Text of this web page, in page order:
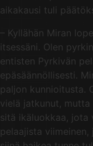
aikakausi tuli
– Kyllähän Miran
itsessäni. Olen
entisten Pyrkivän
epäsäännöllisesti.
paljon kunnioitusta.
vielä jatkunut,
sitä ikäluokkaa, jota
pelaajista